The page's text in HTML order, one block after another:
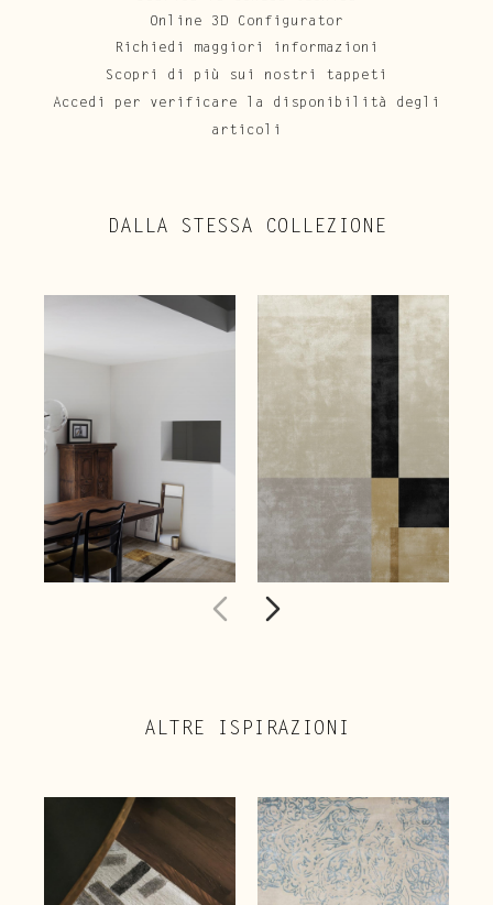
Online 3D Configurator
Richiedi maggiori informazioni
Scopri di più sui nostri tappeti
Accedi per verificare la disponibilità degli
articoli
DALLA STESSA COLLEZIONE
ALTRE ISPIRAZIONI